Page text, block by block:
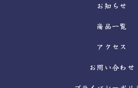
お問い合わせ
アクセス
商品一覧
お知らせ